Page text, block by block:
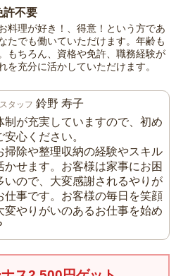
許不要
料理が好き！、得意！という方であ
たでも働いていただけます。年齢も
もちろん、資格や免許、職務経験が
を充分に活かしていただけます。
タッフ 鈴野 寿子
制が充実していますので、初め
心ください。
掃除や整理収納の経験やスキル
かせます。お客様は家事にお困
いので、大変感謝されるやりが
仕事です。お客様の毎日を笑顔
変やりがいのあるお仕事を始め